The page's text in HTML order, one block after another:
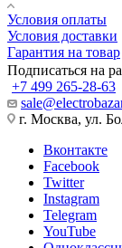
Условия оплаты
Условия доставки
Гарантия на товар
Подписаться на
+7 499 265-28-63
г. Москва, ул.
Вконтакте
Facebook
Twitter
Instagram
Telegram
YouTube